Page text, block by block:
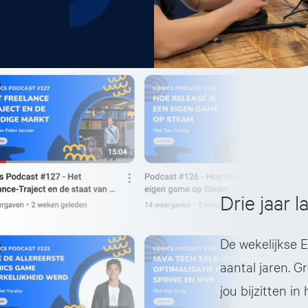
te
verhogen
te
verlagen.
Drie jaar
De wekelijkse
aantal jaren.
jou bijzitten in